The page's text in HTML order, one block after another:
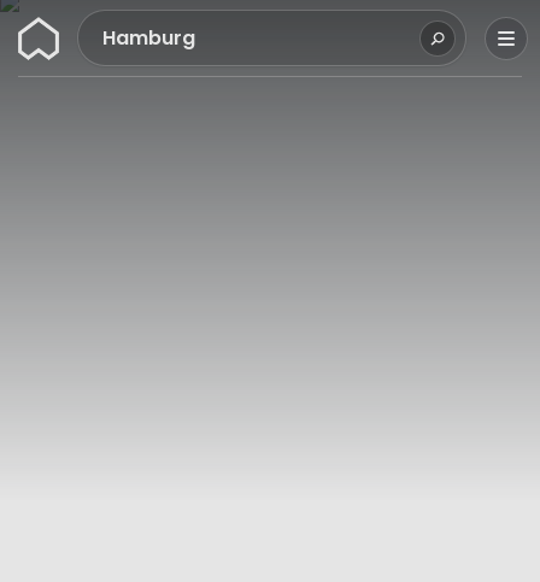
WunderflatsHamburg